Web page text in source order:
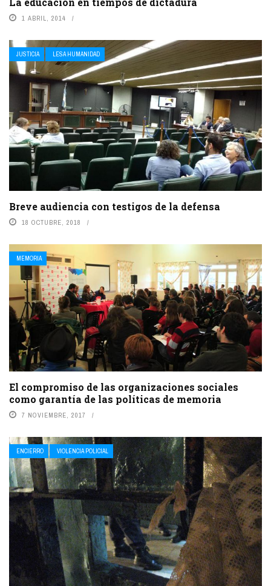
1 ABRIL, 2014
JUSTICIA LESA HUMANIDAD
Breve audiencia con testigos de la defensa
18 OCTUBRE, 2018
MEMORIA
El compromiso de las organizaciones sociales
como garantía de las políticas de memoria
7 NOVIEMBRE, 2017
ENCIERRO VIOLENCIA POLICIAL